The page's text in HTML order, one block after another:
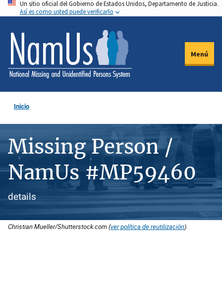
Pasar
al
contenido
principal
Un sitio oficial del Gobierno de Estados Unidos, Departamento de Justicia.
Así es como usted puede verificarlo
Menú
Inicio
Missing Person /
NamUs #MP59460
details
Christian Mueller/Shutterstock.com (ver política de reutilización).